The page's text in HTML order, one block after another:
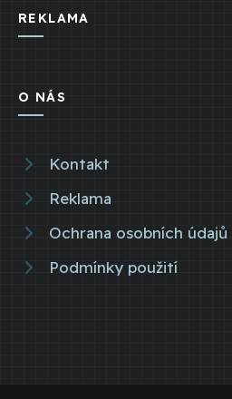
REKLAMA
O NÁS
Kontakt
Reklama
Ochrana osobních údajů
Podmínky použití